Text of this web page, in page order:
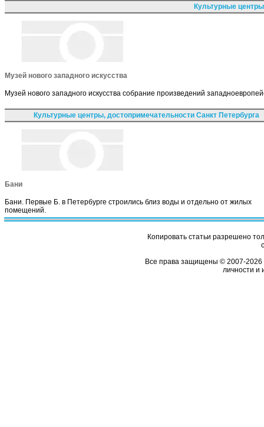
Культурные
Музей нового западного искусства
Музей нового западного искусства собрание произведений
Культурные центры, достопримечательности Санкт Петербурга
Бани
Бани. Первые Б. в Петербурге строились близ воды и отдельно от жилых
помещений.
Копировать статьи разрешено
Все права защищены © 2007-2026
личности и